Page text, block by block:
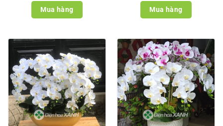
Mua hàng Mua hàng